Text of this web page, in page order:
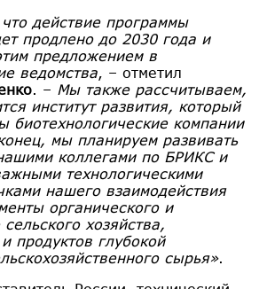
действие программы
продлено до 2030 года и
предложением в
ведомства, – отметил
. – Мы также рассчитываем,
институт развития, который
биотехнологические компании
мы планируем развивать
коллегами по БРИКС и
технологическими
нашего взаимодействия
органического и
хозяйства,
продуктов глубокой
сырья».